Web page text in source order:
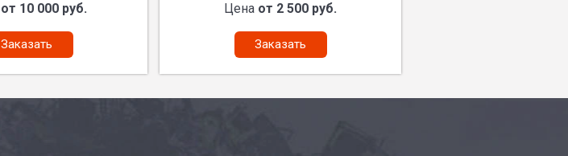
от 10 000 руб.
Заказать
Цена от 2 500 руб.
Заказать